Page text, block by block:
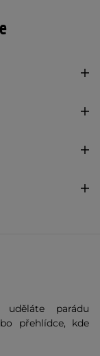
uděláte parádu
přehlídce, kde